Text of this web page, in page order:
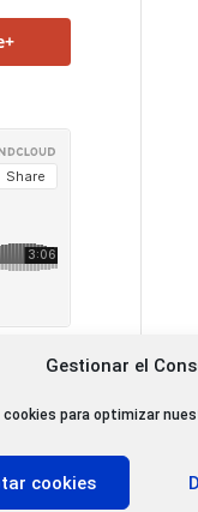
Gestionar el
para optimizar
cookies
11.000 oyentes
11.000 Gracias